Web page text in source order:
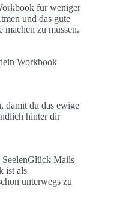
für weniger
und das gute
zu müssen.
Workbook
damit du das ewige
hinter dir
Mails
ist als
unterwegs zu